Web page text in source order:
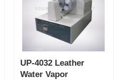
UP-4032 Leather
Water Vapor